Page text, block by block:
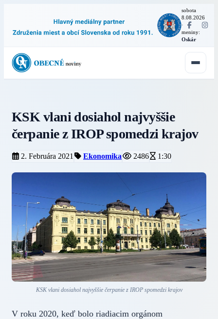
sobota
8.08.2026
·
meniny:
Oskár
KSK vlani dosiahol najvyššie
čerpanie z IROP spomedzi krajov
2. Februára 2021 Ekonomika 2486 1:30
KSK vlani dosiahol najvyššie čerpanie z IROP spomedzi krajov
V roku 2020, keď bolo riadiacim orgánom